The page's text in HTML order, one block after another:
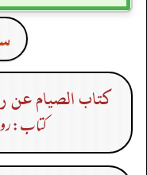
كتاب الصيام عن
کتاب: